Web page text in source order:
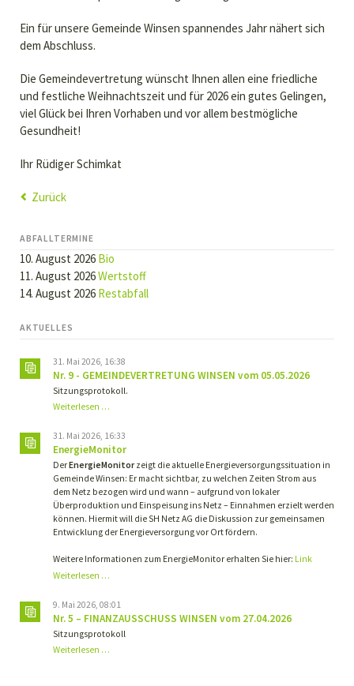
Ein für unsere Gemeinde Winsen spannendes Jahr nähert sich
dem Abschluss.
Die Gemeindevertretung wünscht Ihnen allen eine friedliche
und festliche Weihnachtszeit und für 2026 ein gutes Gelingen,
viel Glück bei Ihren Vorhaben und vor allem bestmögliche
Gesundheit!
Ihr Rüdiger Schimkat
Zurück
ABFALLTERMINE
10. August 2026 Bio
11. August 2026Wertstoff
14. August 2026 Restabfall
AKTUELLES
31. Mai 2026, 16:38
Nr. 9 - GEMEINDEVERTRETUNG WINSEN vom 05.05.2026
Sitzungsprotokoll.
Weiterlesen …Nr.
-
GEMEINDEVERTRETUNG
WINSEN
05.05.2026
31. Mai 2026, 16:33
EnergieMonitor
DerEnergieMonitorzeigt die aktuelle Energieversorgungssituation in
Gemeinde Winsen: Er macht sichtbar, zu welchen Zeiten Strom aus
dem Netz bezogen wird und wann – aufgrund von lokaler
Überproduktion und Einspeisung ins Netz – Einnahmen erzielt werden
können. Hiermit will die SH Netz AG die Diskussion zur gemeinsamen
Entwicklung der Energieversorgung vor Ort fördern.
Weitere Informationen zum EnergieMonitor erhalten Sie hier: Link
Weiterlesen …
9. Mai 2026, 08:01
Nr. 5 – FINANZAUSSCHUSS WINSEN vom 27.04.2026
Sitzungsprotokoll
Weiterlesen …Nr.